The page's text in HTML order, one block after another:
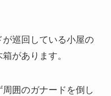
巡回している小屋の
があります。
囲のガナードを倒し